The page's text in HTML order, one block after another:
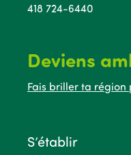
418 724-6440
Deviens
Fais briller ta région
S’établir